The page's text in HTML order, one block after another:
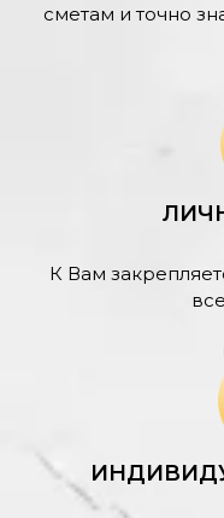
сметам и точно
К Вам